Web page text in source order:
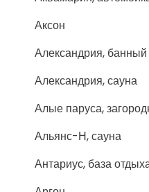
Аксон
Александрия,
Александрия, сауна
Алые паруса,
Альянс-Н, сауна
Антариус, база